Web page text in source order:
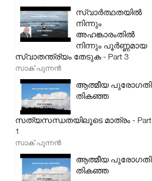
സ്വാർത്ഥതയിൽ
നിന്നും
അഹങ്കാരംതിൽ
നിന്നും പൂർണ്ണമായ
സ്വാതന്ത്ര്യം തേടുക - Part 3
സാക് പുന്നൻ
ആത്മീയ പുരോഗതി
തികഞ്ഞ
സത്യസന്ധതയിലൂടെ മാത്രം - Part
1
സാക് പുന്നൻ
ആത്മീയ പുരോഗതി
തികഞ്ഞ